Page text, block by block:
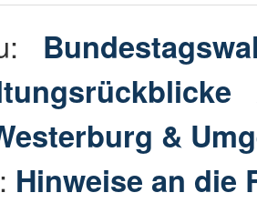
&
Hinweise an die